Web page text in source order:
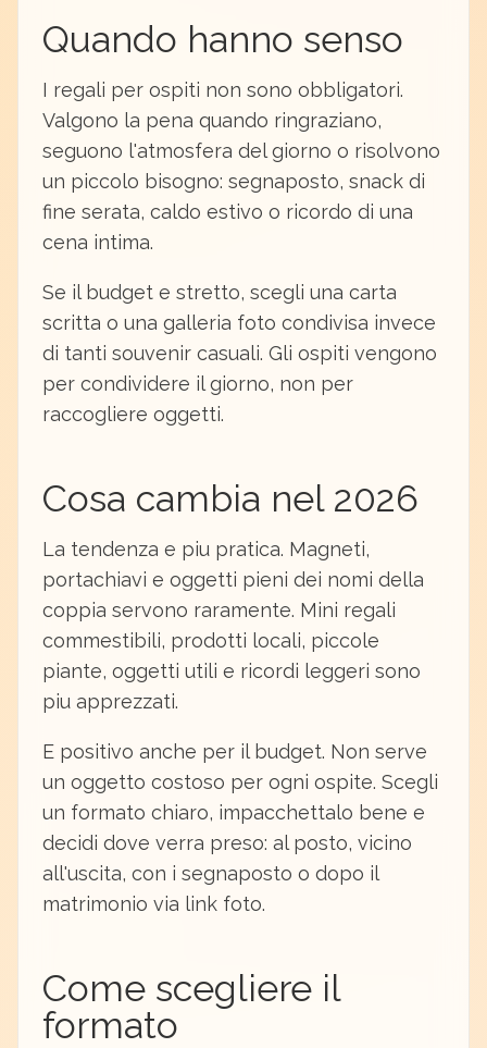
Quando hanno senso
I regali per ospiti non sono obbligatori.
Valgono la pena quando ringraziano,
seguono l'atmosfera del giorno o risolvono
un piccolo bisogno: segnaposto, snack di
fine serata, caldo estivo o ricordo di una
cena intima.
Se il budget e stretto, scegli una carta
scritta o una galleria foto condivisa invece
di tanti souvenir casuali. Gli ospiti vengono
per condividere il giorno, non per
raccogliere oggetti.
Cosa cambia nel 2026
La tendenza e piu pratica. Magneti,
portachiavi e oggetti pieni dei nomi della
coppia servono raramente. Mini regali
commestibili, prodotti locali, piccole
piante, oggetti utili e ricordi leggeri sono
piu apprezzati.
E positivo anche per il budget. Non serve
un oggetto costoso per ogni ospite. Scegli
un formato chiaro, impacchettalo bene e
decidi dove verra preso: al posto, vicino
all'uscita, con i segnaposto o dopo il
matrimonio via link foto.
Come scegliere il
formato